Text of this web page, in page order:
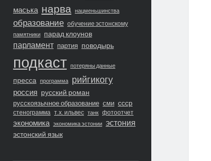
маська нарва нацменьшинства
образование обучение эстонскому
памятники парад клоунов
парламент партия поводырь
подкаст потеряны данные
пресса программа рийгикогу
россия русский роман
русскоязычное образование сми ссср
стенограмма т.х. ильвес танк фотоотчет
экономика экономика эстонии эстония
эстонский язык